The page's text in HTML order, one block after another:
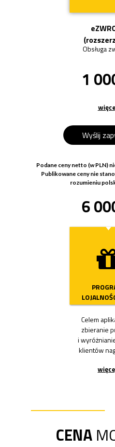
1
Obsługa
Wyślij
Podane ceny netto (w PLN)
Publikowane ceny nie
rozumieniu
Celem
zbieranie
i
klientów
6
CENA